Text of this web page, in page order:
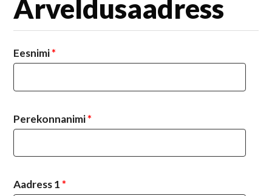
Arveldusaadress
Eesnimi*
Perekonnanimi*
Aadress 1 *